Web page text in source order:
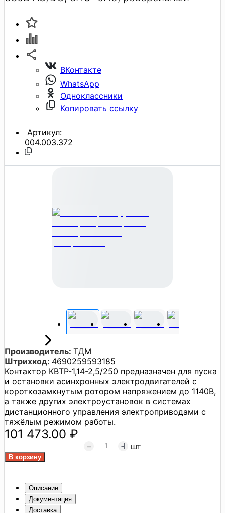
ВКонтакте
WhatsApp
Одноклассники
Копировать ссылку
Артикул:
004.003.372
Производитель: ТДМ
Штрихкод: 4690259593185
Контактор КВТР-1,14-2,5/250 предназначен для пуска
и остановки асинхронных электродвигателей с
короткозамкнутым ротором напряжением до 1140В,
а также других электроустановок в системах
дистанционного управления электроприводами с
тяжёлым режимом работы.
101 473.00 ₽
шт
Описание
Документация
Доставка